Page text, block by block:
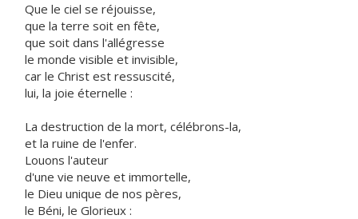
Que le ciel se réjouisse,
que la terre soit en fête,
que soit dans l'allégresse
le monde visible et invisible,
car le Christ est ressuscité,
lui, la joie éternelle :
La destruction de la mort, célébrons-la,
et la ruine de l'enfer.
Louons l'auteur
d'une vie neuve et immortelle,
le Dieu unique de nos pères,
le Béni, le Glorieux :